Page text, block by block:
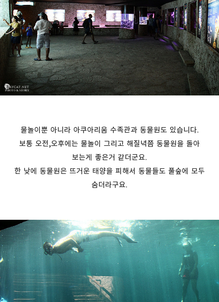
물놀이뿐 아니라 아쿠아리움 수족관과 동물원도 있습니다.
보통 오전,오후에는 물놀이 그리고 해질녁쯤 동물원을 돌아
보는게 좋은거 같더군요.
한 낮에 동물원은 뜨거운 태양을 피해서 동물들도 풀숲에 모두
숨더라구요.